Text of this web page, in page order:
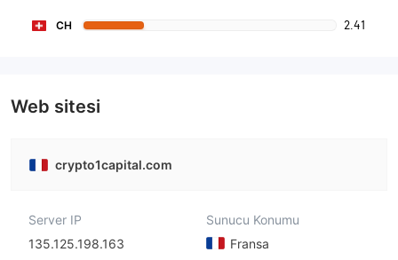
CH 2.41
Web sitesi
crypto1capital.com
Server IP
135.125.198.163
Sunucu Konumu
Fransa